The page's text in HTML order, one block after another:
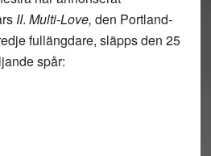
II. Multi-Love, den Portland-
fullängdare, släpps den 25
spår: